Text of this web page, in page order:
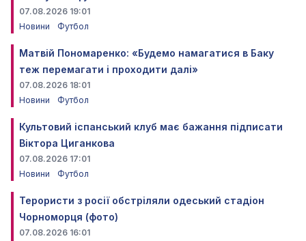
07.08.2026 19:01
Новини
Футбол
Матвій Пономаренко: «Будемо намагатися в Баку
теж перемагати і проходити далі»
07.08.2026 18:01
Новини
Футбол
Культовий іспанський клуб має бажання підписати
Віктора Циганкова
07.08.2026 17:01
Новини
Футбол
Терористи з росії обстріляли одеський стадіон
Чорноморця (фото)
07.08.2026 16:01